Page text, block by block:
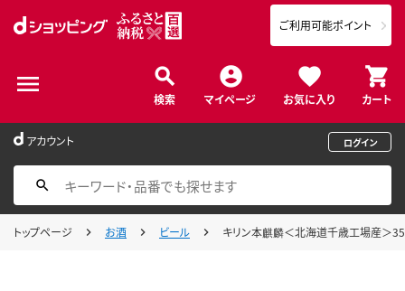
検索 マイページ お気に入り カート
ご利用可能ポイント
アカウント ログイン
トップページ お酒 ビール キリン本麒麟＜北海道千歳工場産＞